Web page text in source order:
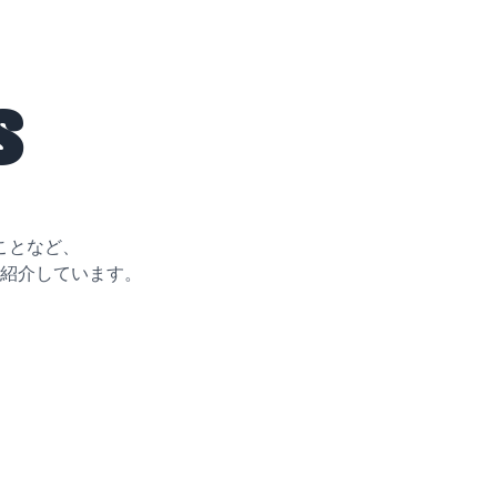
など、
介しています。